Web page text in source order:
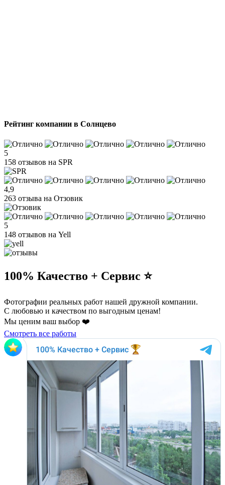
Рейтинг компании в Солнцево
5
158 отзывов на SPR
4,9
263 отзыва на Отзовик
5
148 отзывов на Yell
100% Качество + Сервис ⭐️
Фотографии реальных работ нашей дружной компании.
С любовью и качеством по выгодным ценам!
Мы ценим ваш выбор ❤️
Смотреть все работы